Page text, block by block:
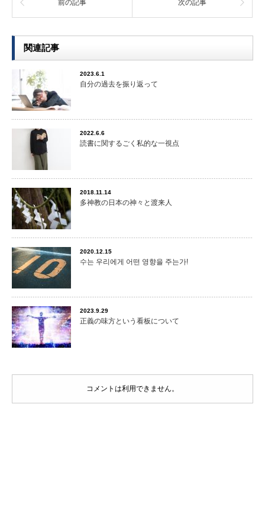
前の記事 次の記事
関連記事
2023.6.1
自分の過去を振り返って
2022.6.6
読書に関するごく私的な一視点
2018.11.14
多神教の日本の神々と渡来人
2020.12.15
수는 우리에게 어떤 영향을 주는가!
2023.9.29
正義の味方という看板について
コメントは利用できません。